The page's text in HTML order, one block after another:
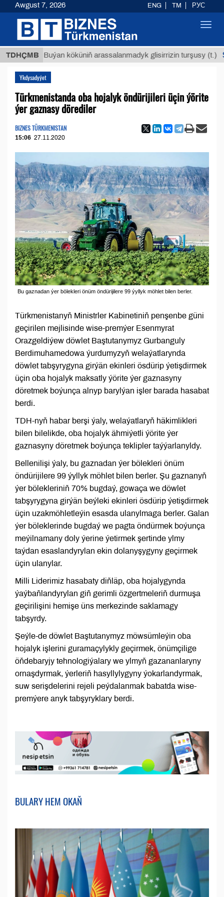
TDHÇMB
Buýan köküniň arassalanmadyk glisirrizin turşusy (t.)
Ykdysadyýet
Türkmenistanda oba hojalyk öndürijileri üçin ýörite
ýer gaznasy dörediler
BIZNES TÜRKMENISTAN
15:06 27.11.2020
Bu gaznadan ýer bölekleri önüm öndürijilere 99 ýyllyk möhlet bilen berler.
Türkmenistanyň Ministrler Kabinetiniň penşenbe güni
geçirilen mejlisinde wise-premýer Esenmyrat
Orazgeldiýew döwlet Baştutanymyz Gurbanguly
Berdimuhamedowa ýurdumyzyň welaýatlarynda
döwlet tabşyrygyna girýän ekinleri ösdürip ýetişdirmek
üçin oba hojalyk maksatly ýörite ýer gaznasyny
döretmek boýunça alnyp barylýan işler barada hasabat
berdi.
TDH-nyň habar berşi ýaly, welaýatlaryň häkimlikleri
bilen bilelikde, oba hojalyk ähmiýetli ýörite ýer
gaznasyny döretmek boýunça teklipler taýýarlanyldy.
Bellenilişi ýaly, bu gaznadan ýer bölekleri önüm
öndürijilere 99 ýyllyk möhlet bilen berler. Şu gaznanyň
ýer bölekleriniň 70% bugdaý, gowaça we döwlet
tabşyrygyna girýän beýleki ekinleri ösdürip ýetişdirmek
üçin uzakmöhletleýin esasda ulanylmaga berler. Galan
ýer böleklerinde bugdaý we pagta öndürmek boýunça
meýilnamany doly ýerine ýetirmek şertinde ylmy
taýdan esaslandyrylan ekin dolanyşygyny geçirmek
üçin ulanylar.
Milli Liderimiz hasabaty diňläp, oba hojalygynda
ýaýbaňlandyrylan giň gerimli özgertmeleriň durmuşa
geçirilişini hemişe üns merkezinde saklamagy
tabşyrdy.
Şeýle-de döwlet Baştutanymyz möwsümleýin oba
hojalyk işlerini guramaçylykly geçirmek, önümçilige
öňdebaryjy tehnologiýalary we ylmyň gazananlaryny
ornaşdyrmak, ýerleriň hasyllylygyny ýokarlandyrmak,
suw serişdelerini rejeli peýdalanmak babatda wise-
premýere anyk tabşyryklary berdi.
BULARY HEM OKAŇ
Awgust 7, 2026 ENG TM РУС